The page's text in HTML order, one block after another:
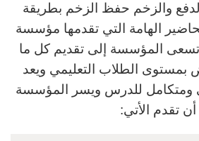
والزخم حفظ الزخم بطريقة
الهامة التي تقدمها مؤسسة
المؤسسة إلى تقديم كل ما
بمستوى الطلاب التعليمي ويعد
ومتكامل للدرس ويسر المؤسسة
أن تقدم الأتي: